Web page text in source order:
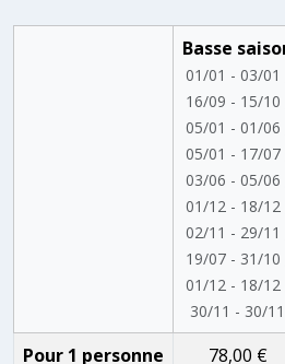
Basse
01/01 - 03/01
16/09 - 15/10
05/01 - 01/06
05/01 - 17/07
03/06 - 05/06
01/12 - 18/12
02/11 - 29/11
19/07 - 31/10
01/12 - 18/12
30/11 - 30/11
Pour 1 personne 78,00 €